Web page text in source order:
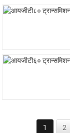
1 2